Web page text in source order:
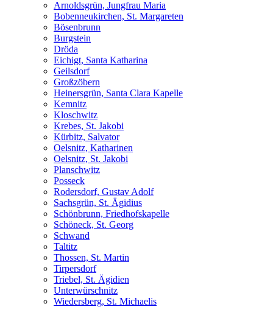
Arnoldsgrün, Jungfrau Maria
Bobenneukirchen, St. Margareten
Bösenbrunn
Burgstein
Dröda
Eichigt, Santa Katharina
Geilsdorf
Großzöbern
Heinersgrün, Santa Clara Kapelle
Kemnitz
Kloschwitz
Krebes, St. Jakobi
Kürbitz, Salvator
Oelsnitz, Katharinen
Oelsnitz, St. Jakobi
Planschwitz
Posseck
Rodersdorf, Gustav Adolf
Sachsgrün, St. Ägidius
Schönbrunn, Friedhofskapelle
Schöneck, St. Georg
Schwand
Taltitz
Thossen, St. Martin
Tirpersdorf
Triebel, St. Ägidien
Unterwürschnitz
Wiedersberg, St. Michaelis